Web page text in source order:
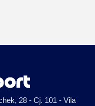
28 - Cj. 101 - Vila